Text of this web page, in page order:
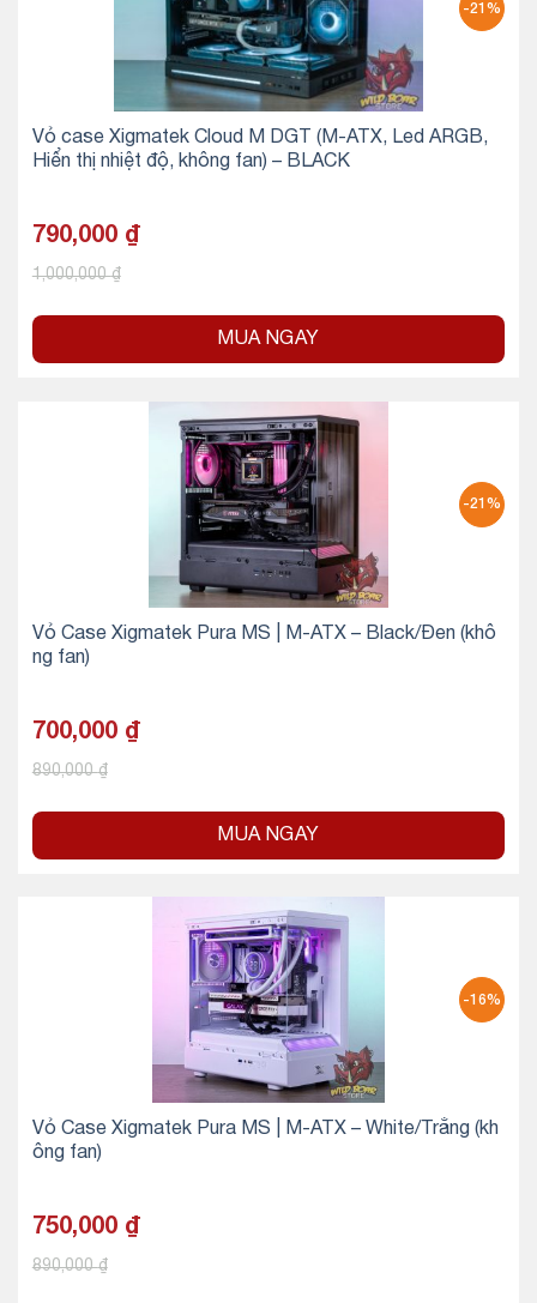
-21%
Vỏ case Xigmatek Cloud M DGT (M-ATX, Led ARGB,
Hiển thị nhiệt độ, không fan) – BLACK
790,000 ₫
1,000,000₫
MUA NGAY
-21%
Vỏ Case Xigmatek Pura MS | M-ATX – Black/Đen (khô
ng fan)
700,000 ₫
890,000₫
MUA NGAY
-16%
Vỏ Case Xigmatek Pura MS | M-ATX – White/Trắng (kh
ông fan)
750,000 ₫
890,000₫